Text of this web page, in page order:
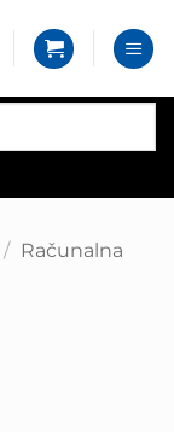
/ Računalna